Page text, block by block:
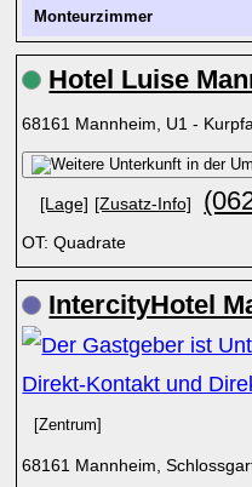
Monteurzimmer
Hotel Luise
68161 Mannheim, U1 -
[Lage] [Zusatz-Info]
OT: Quadrate
IntercityHotel
[Zentrum]
68161 Mannheim,